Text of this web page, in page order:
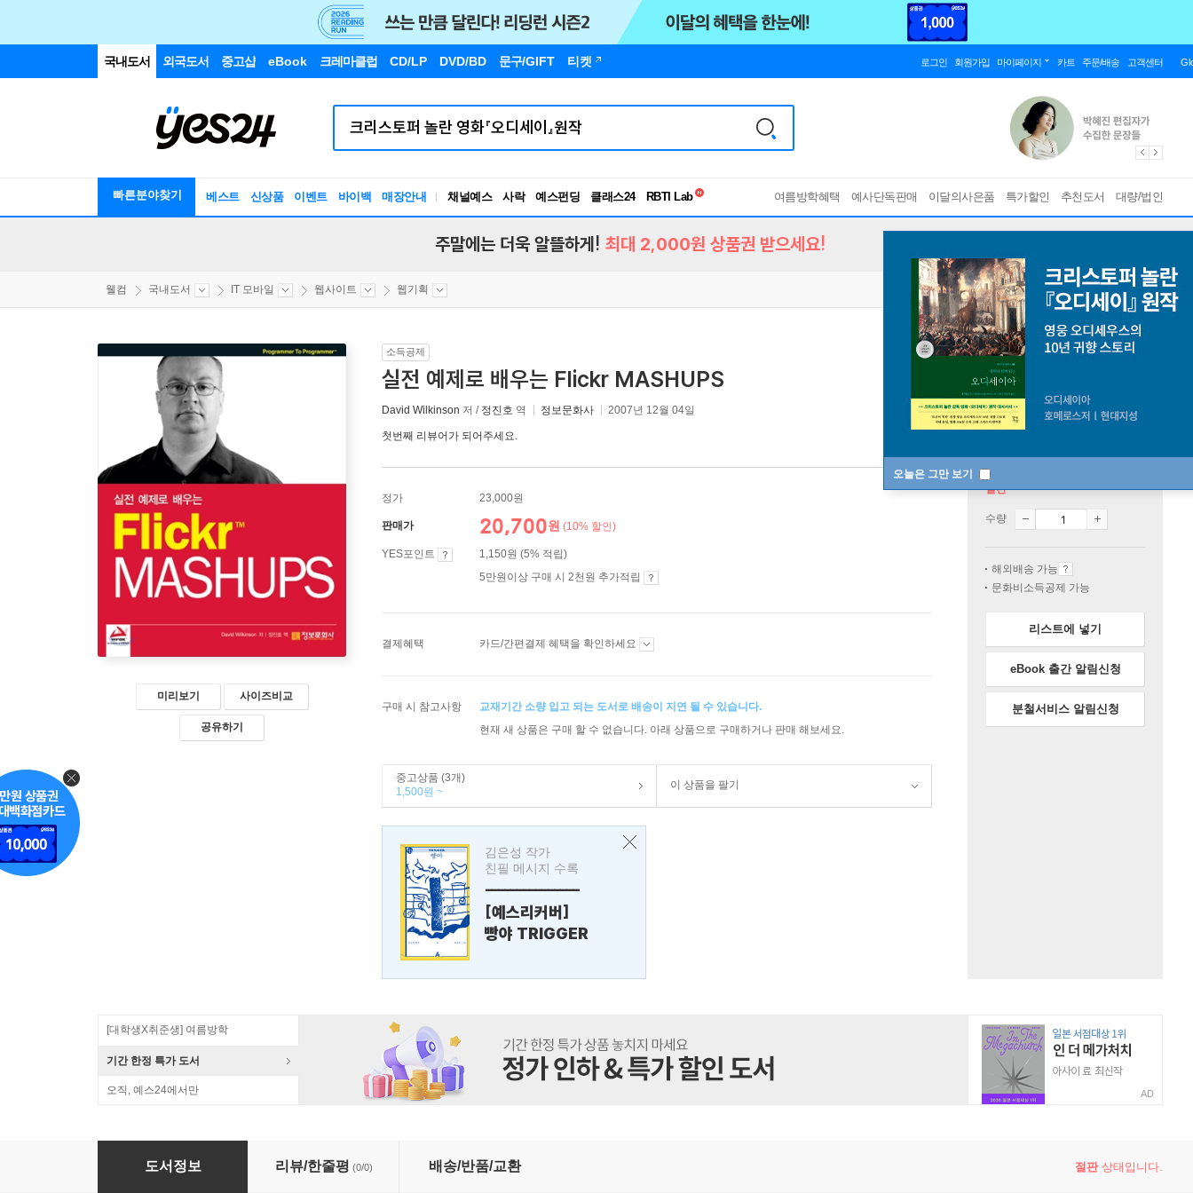
국내도서 외국도서 중고샵 eBook 크레마클럽 CD/LP DVD/BD 문구/GIFT 티켓 로그인 회원가입 마이페이지 카트 주문/배송 고객센터
빠른분야찾기 베스트 신상품 이벤트 바이백 매장안내 채널예스 사락 예스펀딩 클래스24
RBTI Lab
독서유형검사
여름방학혜택 예사단독판매 이달의사은품 특가할인 추천도서 대량/법인
오늘은 그만 보기
주말에는 더욱 알뜰하게! 최대 2,000원 상품권 받으세요!
웰컴 국내도서 IT 모바일 웹사이트 웹기획
미리보기 사이즈비교
공유하기
소득공제
실전 예제로 배우는 Flickr MASHUPS
David Wilkinson 저 / 정진호 역 정보문화사 2007년 12월 04일
첫번째 리뷰어가 되어주세요.
정가 23,000원
판매가 20,700원 (10% 할인)
YES포인트
1,150원 (5% 적립)
5만원이상 구매 시 2천원 추가적립
결제혜택 카드/간편결제 혜택을 확인하세요
구매 시 참고사항
교재기간 소량 입고 되는 도서로 배송이 지연 될 수 있습니다.
현재 새 상품은 구매 할 수 없습니다. 아래 상품으로 구매하거나 판매 해보세요.
중고상품 (3개)
1,500원 ~
이 상품을 팔기
김은성 작가
친필 메시지 수록
---------------
[예스리커버]
빵야 TRIGGER
절판
수량
해외배송 가능
문화비소득공제 가능
리스트에 넣기
eBook 출간 알림신청
분철서비스 알림신청
[대학생X취준생] 여름방학
기간 한정 특가 도서
오직, 예스24에서만 AD
실전 예제로 배우는 Flickr MASHUPS
도서정보 리뷰/한줄평 (0/0) 배송/반품/교환 절판상태입니다.